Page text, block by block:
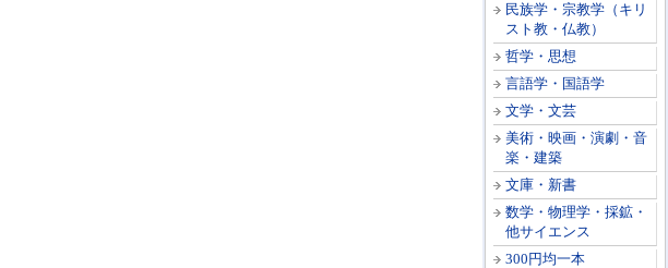
民族学・宗教学（キリ
スト教・仏教）
哲学・思想
言語学・国語学
文学・文芸
美術・映画・演劇・音
楽・建築
文庫・新書
数学・物理学・採鉱・
他サイエンス
300円均一本